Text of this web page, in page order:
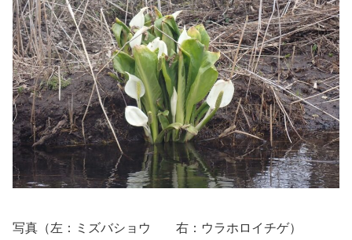
写真（左：ミズバショウ 右：ウラホロイチゲ）